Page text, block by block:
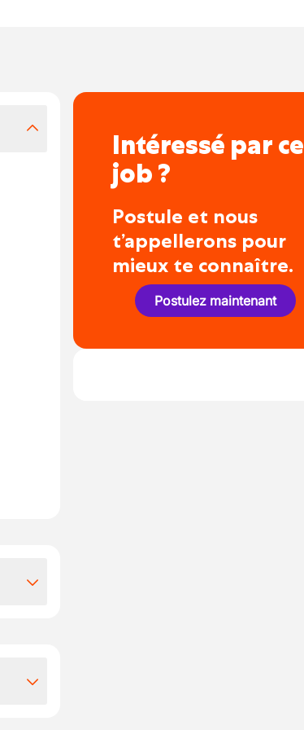
Intéressé par ce
job ?
Postule et nous
t’appellerons pour
mieux te connaître.
Postulez maintenant